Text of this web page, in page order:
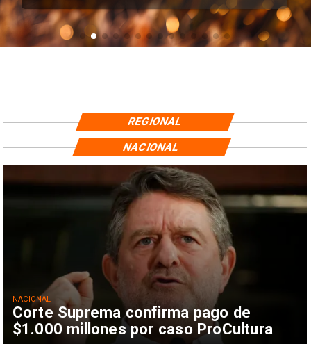
REGIONAL
Corte Suprema confirma pago de
$1.000 millones por caso ProCultura
NACIONAL
NACIONAL